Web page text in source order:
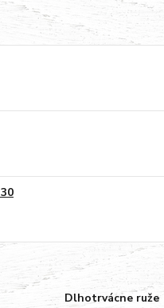
Dlhotrvácne ruže